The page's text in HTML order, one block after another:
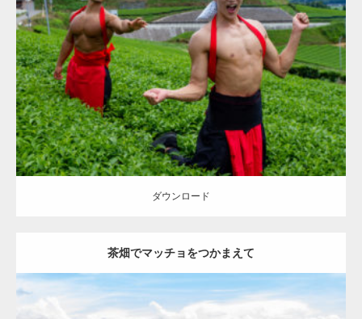
Update:2023.02.11
Category:茶畑のマッチョ その他 AKIHITO(細マッチョ)
TOSHI(大胸
筋) 大胸筋 上腕二頭筋 マッチョをつかまえて 八女 (福岡)
ダウンロード
ダウンロード
茶畑でマッチョをつかまえて